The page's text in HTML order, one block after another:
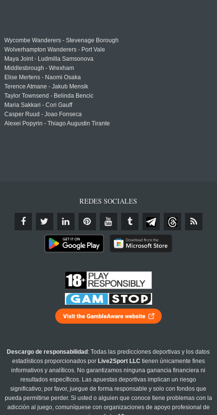
Wycombe Wanderers - Stevenage Borough
Wolverhampton Wanderers - Port Vale
Maya Joint - Ludmilla Samsonova
Middlesbrough - Wrexham
Elise Mertens - Naomi Osaka
Terence Atmane - Jakub Mensik
Taylor Townsend - Belinda Bencic
Maria Sakkari - Cori Gauff
Casper Ruud - Joao Fonseca
Alexei Popyrin - Thiago Augustin Tirante
REDES SOCIALES
Descargo de responsabilidad : Todas las predicciones deportivas y los datos
estadísticos proporcionados por Live2Sport LLC tienen únicamente fines
informativos y analíticos. No garantizamos ninguna ganancia financiera ni
resultados específicos. Las apuestas deportivas implican un riesgo
significativo; por favor, juegue de forma responsable y solo con fondos que
pueda permitirse perder. Si usted o alguien que conoce tiene problemas con la
adicción al juego, comuníquese con organizaciones de apoyo profesional de